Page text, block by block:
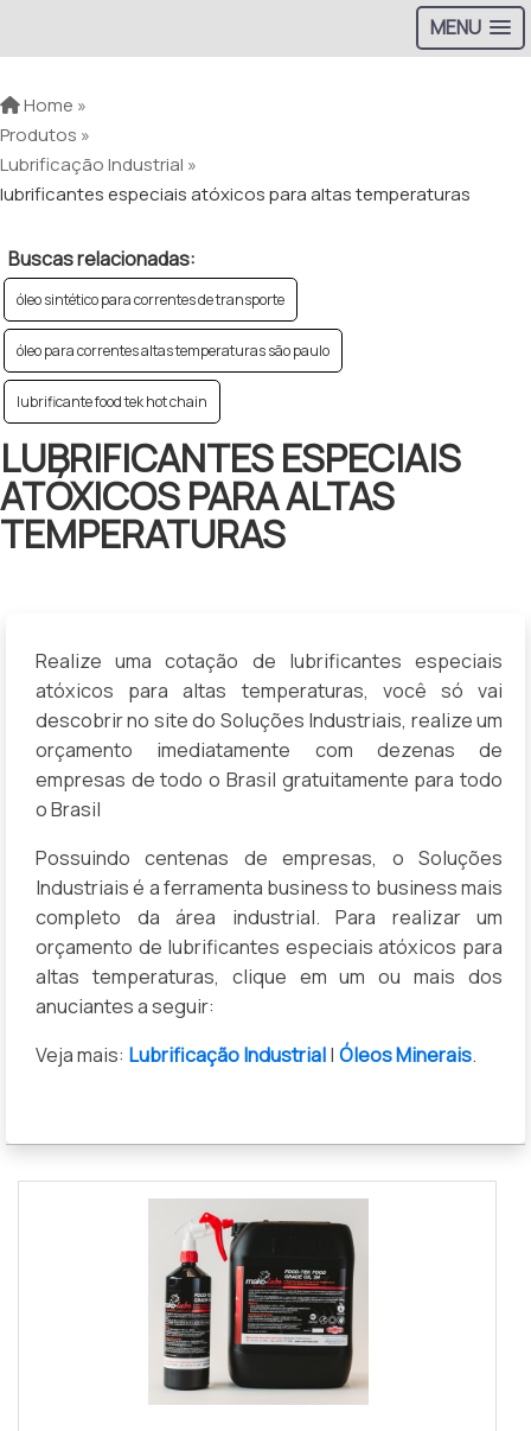
MENU
Home »
Produtos »
Lubrificação Industrial »
lubrificantes especiais atóxicos para altas temperaturas
Buscas relacionadas:
óleo sintético para correntes de transporte
óleo para correntes altas temperaturas são paulo
lubrificante food tek hot chain
LUBRIFICANTES ESPECIAIS
ATÓXICOS PARA ALTAS
TEMPERATURAS
Realize uma cotação de lubrificantes especiais
atóxicos para altas temperaturas, você só vai
descobrir no site do Soluções Industriais, realize um
orçamento imediatamente com dezenas de
empresas de todo o Brasil gratuitamente para todo
o Brasil
Possuindo centenas de empresas, o Soluções
Industriais é a ferramenta business to business mais
completo da área industrial. Para realizar um
orçamento de lubrificantes especiais atóxicos para
altas temperaturas, clique em um ou mais dos
anuciantes a seguir:
Veja mais: Lubrificação Industrial| Óleos Minerais.